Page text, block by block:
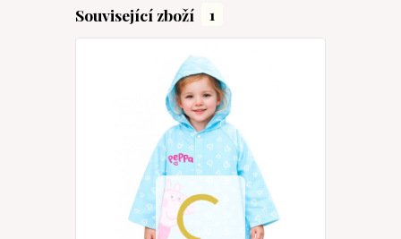
Související zboží 1